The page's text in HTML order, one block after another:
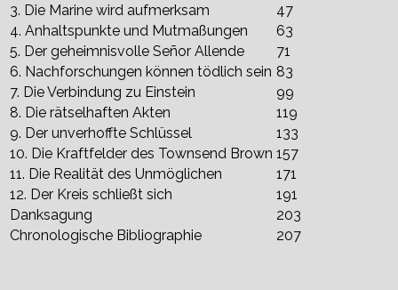
3. Die Marine wird aufmerksam
47
4. Anhaltspunkte und Mutmaßungen
63
5. Der geheimnisvolle Señor Allende
71
6. Nachforschungen können tödlich sein 83
7. Die Verbindung zu Einstein
99
8. Die rätselhaften Akten
119
9. Der unverhoffte Schlüssel
133
10. Die Kraftfelder des Townsend Brown 157
11. Die Realität des Unmöglichen
171
12. Der Kreis schließt sich
191
Danksagung
203
Chronologische Bibliographie
207